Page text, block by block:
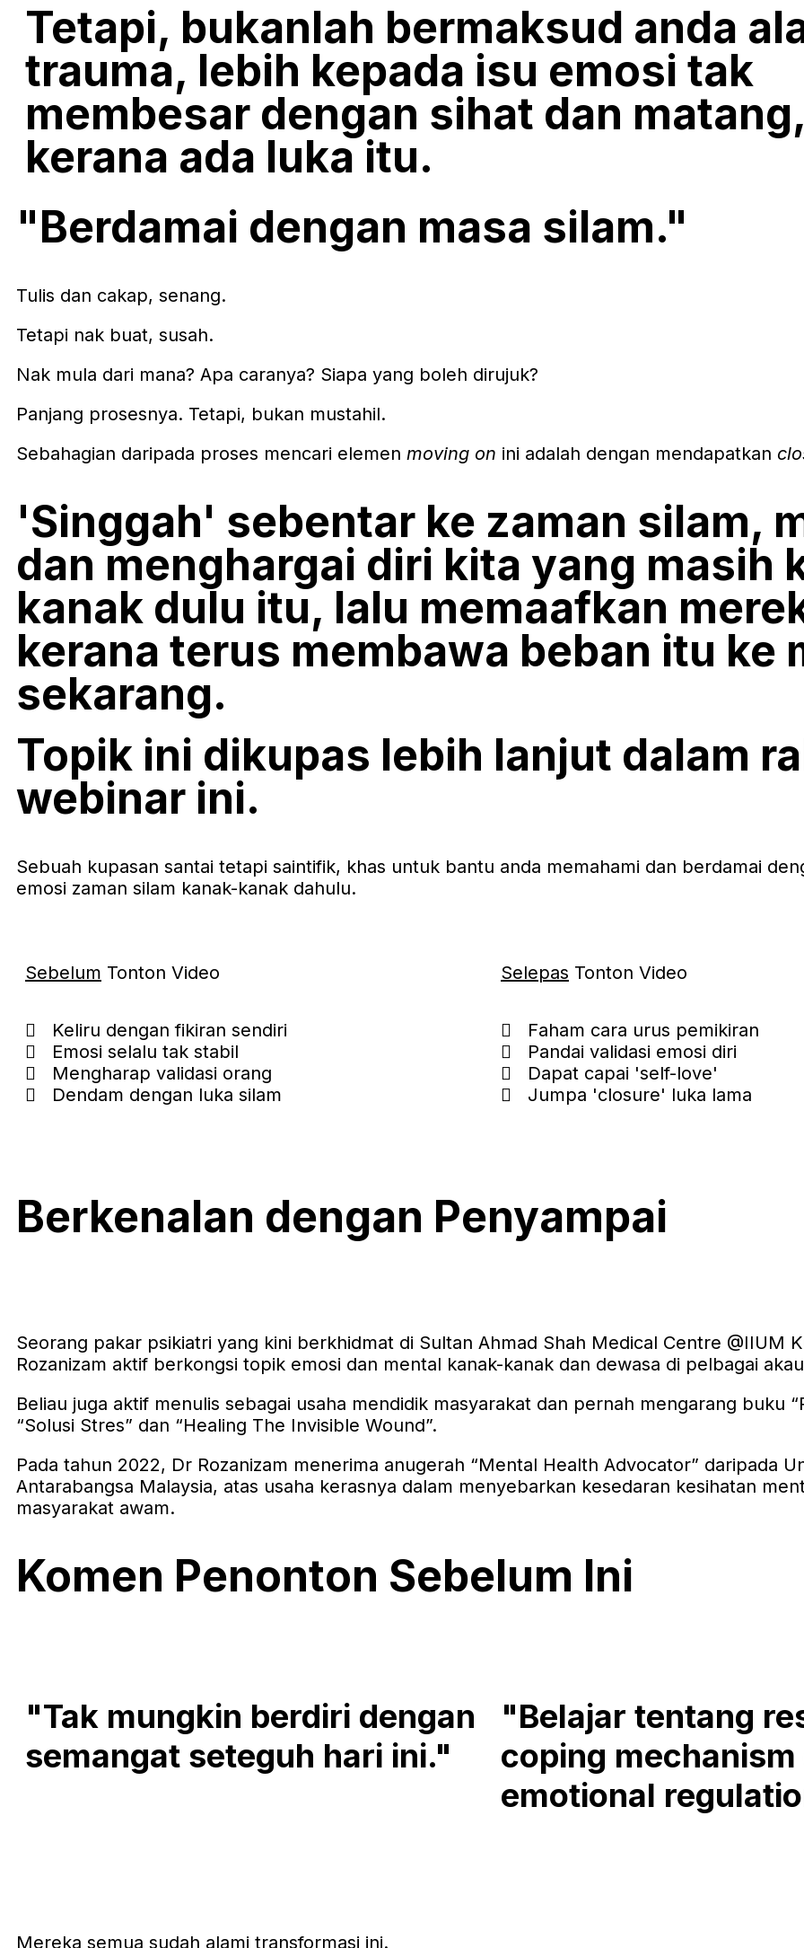
Tetapi, bukanlah bermaksud anda
trauma, lebih kepada isu emosi tak
membesar dengan sihat dan matang,
kerana ada luka itu.
"Berdamai dengan masa silam."
Tulis dan cakap, senang.
Tetapi nak buat, susah.
Nak mula dari mana? Apa caranya? Siapa yang boleh dirujuk?
Panjang prosesnya. Tetapi, bukan mustahil.
Sebahagian daripada proses mencari elemen moving on ini adalah dengan mendapatkan
'Singgah' sebentar ke zaman silam,
dan menghargai diri kita yang masih
kanak dulu itu, lalu memaafkan
kerana terus membawa beban itu ke
sekarang.
Topik ini dikupas lebih lanjut dalam
webinar ini.
Sebuah kupasan santai tetapi saintifik, khas untuk bantu anda memahami dan berdamai
emosi zaman silam kanak-kanak dahulu.
Sebelum Tonton Video
Keliru dengan fikiran sendiri
Emosi selalu tak stabil
Mengharap validasi orang
Dendam dengan luka silam
Selepas Tonton Video
Faham cara urus pemikiran
Pandai validasi emosi diri
Dapat capai 'self-love'
Jumpa 'closure' luka lama
Berkenalan dengan Penyampai
Seorang pakar psikiatri yang kini berkhidmat di Sultan Ahmad Shah Medical Centre @IIUM
Rozanizam aktif berkongsi topik emosi dan mental kanak-kanak dan dewasa di pelbagai
Beliau juga aktif menulis sebagai usaha mendidik masyarakat dan pernah mengarang buku
“Solusi Stres” dan “Healing The Invisible Wound”.
Pada tahun 2022, Dr Rozanizam menerima anugerah “Mental Health Advocator” daripada
Antarabangsa Malaysia, atas usaha kerasnya dalam menyebarkan kesedaran kesihatan
masyarakat awam.
Komen Penonton Sebelum Ini
"Tak mungkin berdiri dengan
semangat seteguh hari ini."
"Belajar tentang
coping mechanism
emotional
Mereka semua sudah alami transformasi ini.